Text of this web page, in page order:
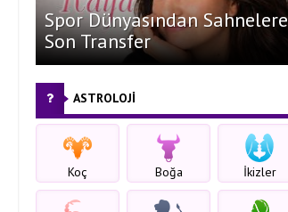
Spor Dünyasından Sahnelere
Son Transfer
ASTROLOJİ
Koç Boğa İkizler